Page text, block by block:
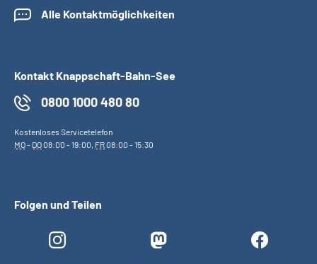
Alle Kontaktmöglichkeiten
Kontakt Knappschaft-Bahn-See
0800 1000 480 80
Kostenloses Servicetelefon
MO- DO08:00 - 19:00, FR08:00 - 15:30
Folgen und Teilen